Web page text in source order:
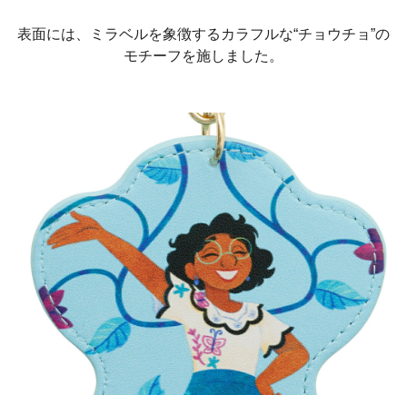
表面には、ミラベルを象徴するカラフルな“チョウチョ”の
モチーフを施しました。